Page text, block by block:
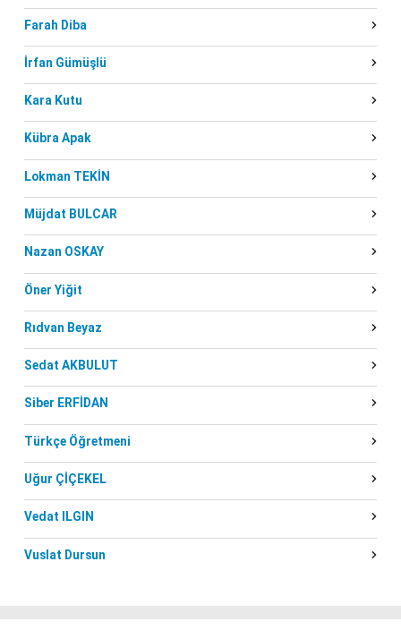
Farah Diba
İrfan Gümüşlü
Kara Kutu
Kübra Apak
Lokman TEKİN
Müjdat BULCAR
Nazan OSKAY
Öner Yiğit
Rıdvan Beyaz
Sedat AKBULUT
Siber ERFİDAN
Türkçe Öğretmeni
Uğur ÇİÇEKEL
Vedat ILGIN
Vuslat Dursun